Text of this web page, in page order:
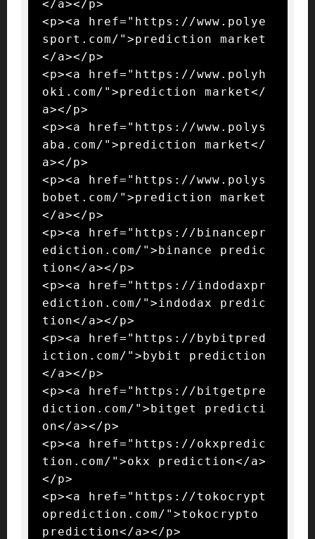
</a></p>
<p><a href="https://www.polye
sport.com/">prediction market
</a></p>
<p><a href="https://www.polyh
oki.com/">prediction market</
a></p>
<p><a href="https://www.polys
aba.com/">prediction market</
a></p>
<p><a href="https://www.polys
bobet.com/">prediction market
</a></p>
<p><a href="https://binancepr
ediction.com/">binance predic
tion</a></p>
<p><a href="https://indodaxpr
ediction.com/">indodax predic
tion</a></p>
<p><a href="https://bybitpred
iction.com/">bybit prediction
</a></p>
<p><a href="https://bitgetpre
diction.com/">bitget predicti
on</a></p>
<p><a href="https://okxpredic
tion.com/">okx prediction</a>
</p>
<p><a href="https://tokocrypt
oprediction.com/">tokocrypto
prediction</a></p>